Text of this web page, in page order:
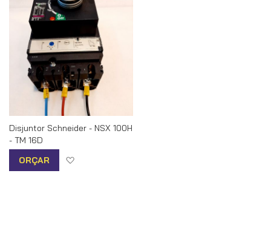
Disjuntor Schneider - NSX 100H
- TM 16D
ORÇAR